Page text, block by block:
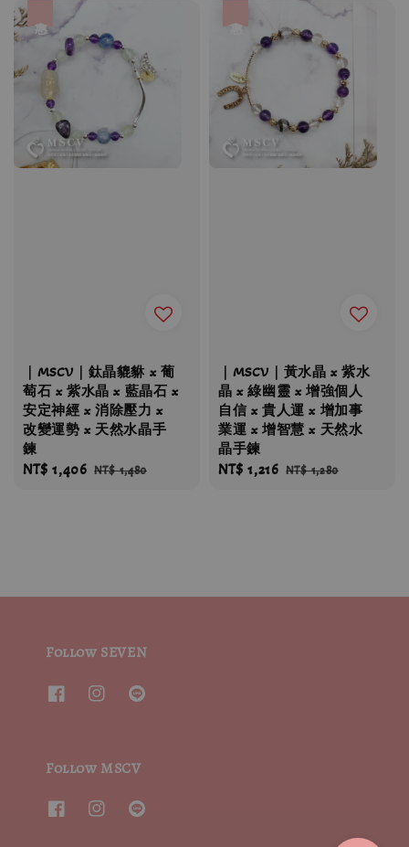
｜MSCV｜鈦晶貔貅 x 葡
萄石 x 紫水晶 x 藍晶石 x
安定神經 x 消除壓力 x
改變運勢 x 天然水晶手
鍊
Sale
NT$ 1,406 Regular
NT$ 1,480
｜MSCV｜黃水晶 x 紫水
晶 x 綠幽靈 x 增強個人
自信 x 貴人運 x 增加事
業運 x 增智慧 x 天然水
晶手鍊
Sale
NT$ 1,216 Regular
NT$ 1,280
Follow SEVEN
Follow MSCV